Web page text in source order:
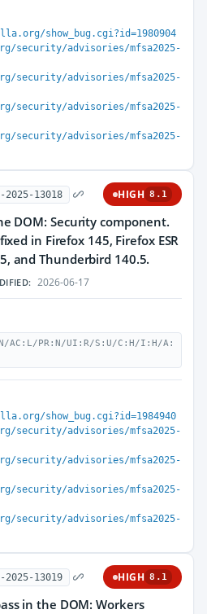
show_bug.cgi?id=1980904
security/advisories/mfsa2025-
security/advisories/mfsa2025-
security/advisories/mfsa2025-
security/advisories/mfsa2025-
2025-13018 HIGH 8.1
DOM: Security component.
in Firefox 145, Firefox ESR
and Thunderbird 140.5.
2026-06-17
AC:L/PR:N/UI:R/S:U/C:H/I:H/A:
show_bug.cgi?id=1984940
security/advisories/mfsa2025-
security/advisories/mfsa2025-
security/advisories/mfsa2025-
security/advisories/mfsa2025-
2025-13019 HIGH 8.1
in the DOM: Workers